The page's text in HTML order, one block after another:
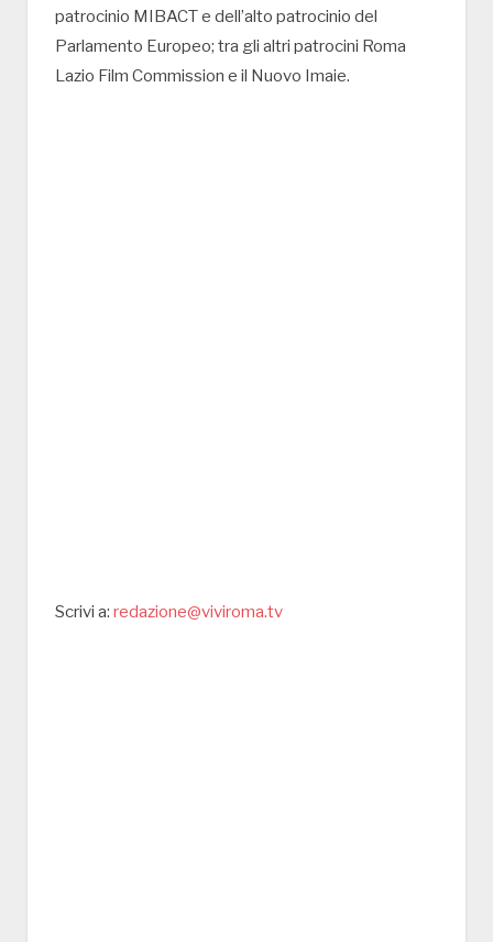
patrocinio MIBACT e dell’alto patrocinio del
Parlamento Europeo; tra gli altri patrocini Roma
Lazio Film Commission e il Nuovo Imaie.
Scrivi a: redazione@viviroma.tv